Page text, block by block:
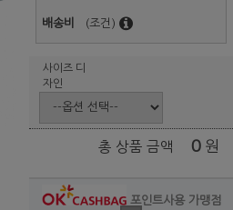
배송비 (조건)
사이즈 디
자인
총 상품 금액 0 원
포인트사용 가맹점